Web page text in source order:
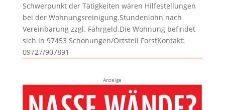
Schwerpunkt der Tätigkeiten wären Hilfestellungen
bei der Wohnungsreinigung.Stundenlohn nach
Vereinbarung zzgl. Fahrgeld.Die Wohnung befindet
sich in 97453 Schonungen/Ortsteil ForstKontakt:
09727/907891
Anzeige